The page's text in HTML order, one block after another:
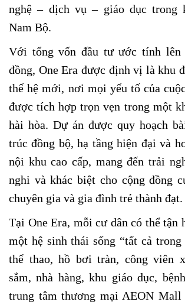
nghệ – dịch vụ – giáo dục trong
Nam Bộ.
Với tổng vốn đầu tư ước tính lên
đồng, One Era được định vị là khu
thế hệ mới, nơi mọi yếu tố của
được tích hợp trọn vẹn trong một
hài hòa. Dự án được quy hoạch
trúc đồng bộ, hạ tầng hiện đại và
nội khu cao cấp, mang đến trải
nghi và khác biệt cho cộng đồng
chuyên gia và gia đình trẻ thành đạt.
Tại One Era, mỗi cư dân có thể tận
một hệ sinh thái sống “tất cả
thể thao, hồ bơi tràn, công viên
sắm, nhà hàng, khu giáo dục,
trung tâm thương mại AEON